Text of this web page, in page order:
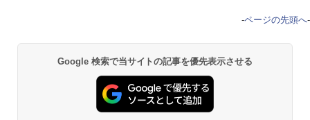
-ページの先頭へ-
Google 検索で当サイトの記事を優先表示させる